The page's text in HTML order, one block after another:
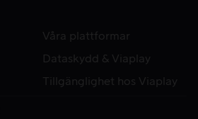
Våra plattformar
Dataskydd & Viaplay
Tillgänglighet hos Viaplay